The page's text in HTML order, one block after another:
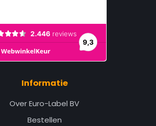
Informatie
Over Euro-Label BV
Bestellen